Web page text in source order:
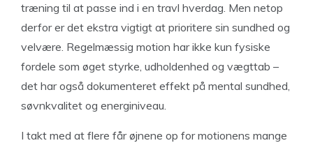
træning til at passe ind i en travl hverdag. Men netop
derfor er det ekstra vigtigt at prioritere sin sundhed og
velvære. Regelmæssig motion har ikke kun fysiske
fordele som øget styrke, udholdenhed og vægttab –
det har også dokumenteret effekt på mental sundhed,
søvnkvalitet og energiniveau.
I takt med at flere får øjnene op for motionens mange